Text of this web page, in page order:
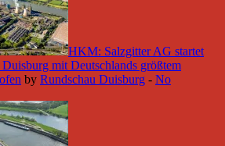
HKM: Salzgitter AG startet
mit Deutschlands größtem
by Rundschau Duisburg - No